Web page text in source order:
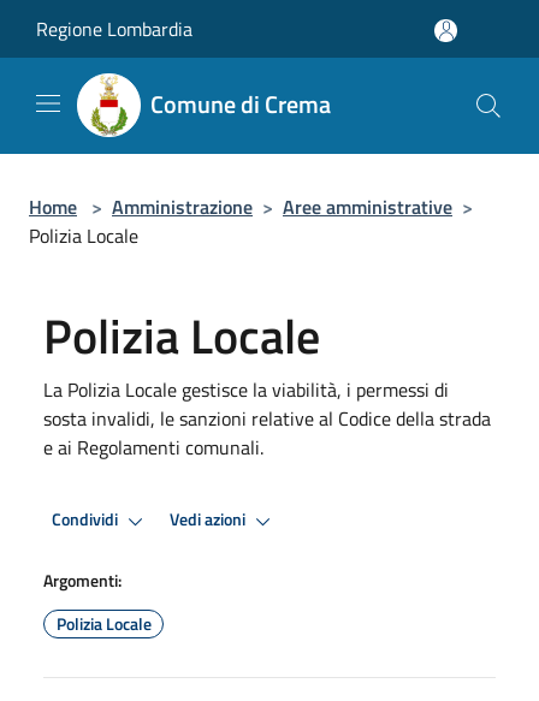
Regione Lombardia
Comune di Crema
Home > Amministrazione > Aree amministrative >
Polizia Locale
Polizia Locale
La Polizia Locale gestisce la viabilità, i permessi di
sosta invalidi, le sanzioni relative al Codice della strada
e ai Regolamenti comunali.
Condividi Vedi azioni
Argomenti:
Polizia Locale